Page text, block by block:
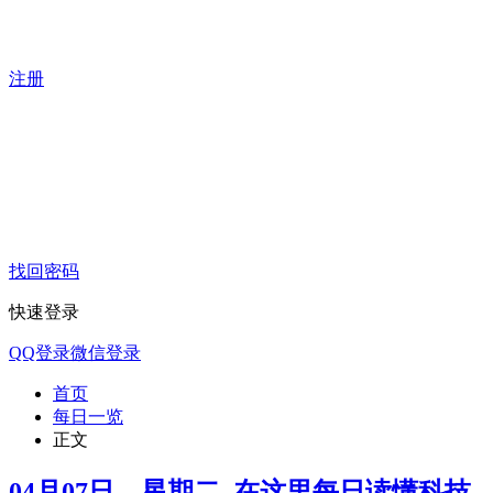
注册
找回密码
快速登录
QQ登录微信登录
首页
每日一览
正文